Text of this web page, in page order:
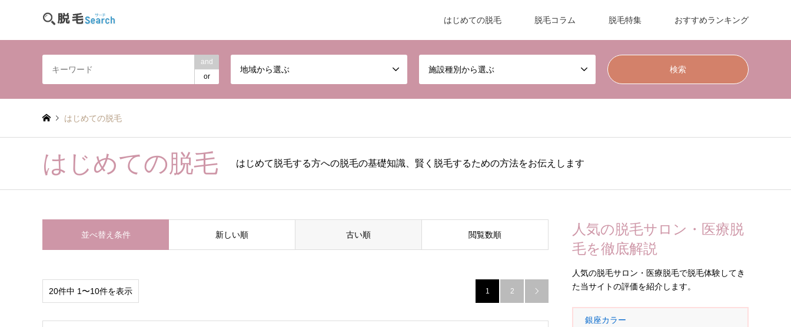
はじめての脱毛 脱毛コラム 脱毛特集 おすすめランキング
and
or
地域から選ぶ 施設種別から選ぶ
はじめての脱毛
はじめての脱毛 はじめて脱毛する方への脱毛の基礎知識、賢く脱毛するための方法をお伝えします
並べ替え条件 新しい順 古い順 閲覧数順
20件中 1〜10件を表示 1 2 
人気の脱毛サロン・医療脱
毛を徹底解説
人気の脱毛サロン・医療脱毛で脱毛体験してき
た当サイトの評価を紹介します。
銀座カラー